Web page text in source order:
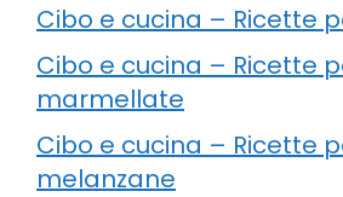
Cibo e cucina – Ricette
Cibo e cucina – Ricette
marmellate
Cibo e cucina – Ricette
melanzane